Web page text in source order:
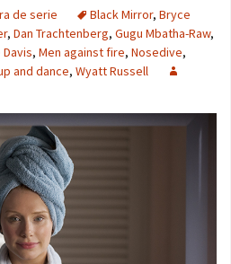
de serie Black Mirror, Bryce
, Dan Trachtenberg, Gugu Mbatha-Raw,
, Men against fire, Nosedive,
and dance, Wyatt Russell